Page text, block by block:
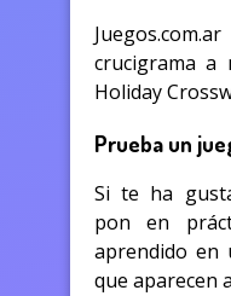
crucigrama a
Holiday
Prueba un
Si te ha
pon en
aprendido en
que aparecen